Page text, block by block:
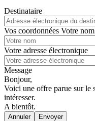
Destinataire
Vos coordonnées Votre nom
Votre adresse électronique
Message
Bonjour,
Voici une offre parue sur le
intéresser.
A bientôt.
Annuler